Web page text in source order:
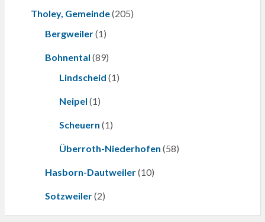
Tholey, Gemeinde(205)
Bergweiler(1)
Bohnental (89)
Lindscheid (1)
Neipel (1)
Scheuern (1)
Überroth-Niederhofen (58)
Hasborn-Dautweiler(10)
Sotzweiler(2)